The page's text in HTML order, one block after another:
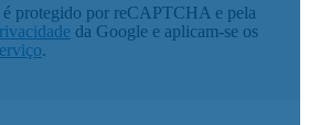
é protegido por reCAPTCHA e pela
da Google e aplicam-se os
.